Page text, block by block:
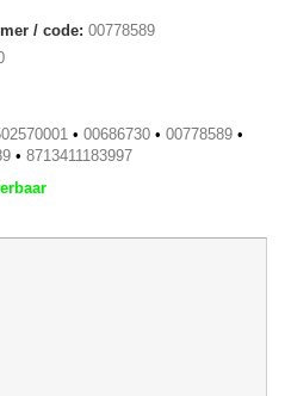
/ code: 00778589
• 00686730 • 00778589 •
• 8713411183997